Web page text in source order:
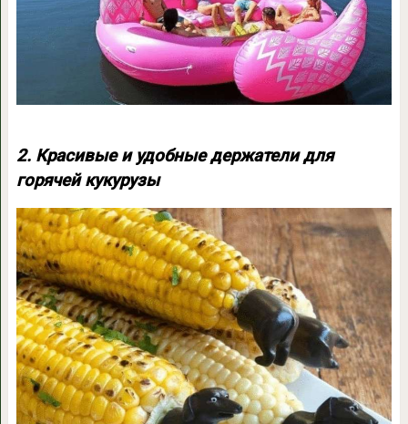
2. Красивые и удобные держатели для
горячей кукурузы